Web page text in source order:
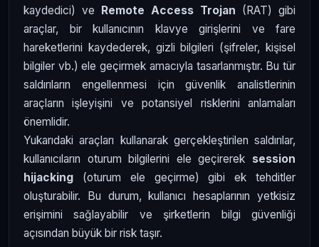
kaydedici) ve
Remote Access Trojan (RAT) gibi
araçlar, bir kullanıcının klavye girişlerini ve fare
hareketlerini kaydederek, gizli bilgileri (şifreler, kişisel
bilgiler vb.) ele geçirmek amacıyla tasarlanmıştır. Bu tür
saldırıların engellenmesi için güvenlik analistlerinin
araçların işleyişini ve potansiyel risklerini anlamaları
önemlidir.
Yukarıdaki araçları kullanarak gerçekleştirilen saldırılar,
kullanıcıların oturum bilgilerini ele geçirerek session
hijacking (oturum ele geçirme) gibi ek tehditler
oluşturabilir. Bu durum, kullanıcı hesaplarının yetkisiz
erişimini sağlayabilir ve şirketlerin bilgi güvenliği
açısından büyük bir risk taşır.